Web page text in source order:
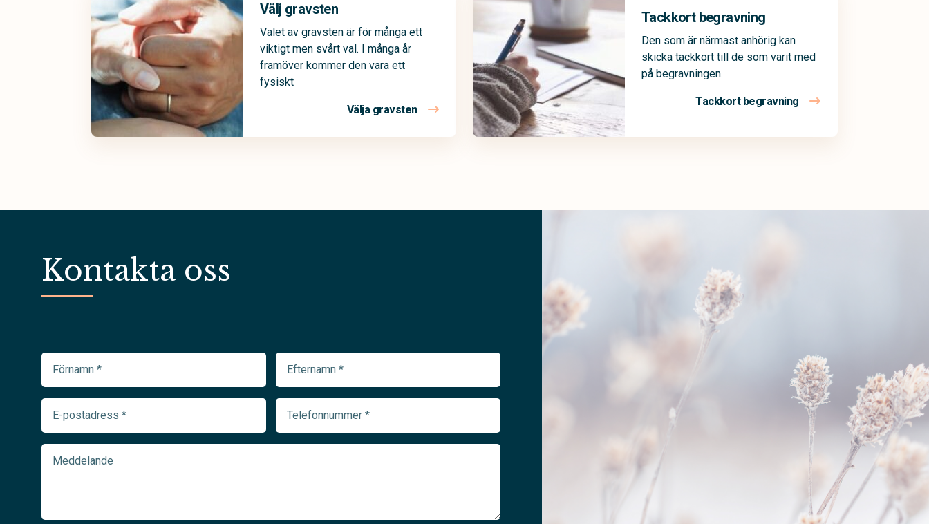
Välj gravsten
Valet av gravsten är för många ett
viktigt men svårt val. I många år
framöver kommer den vara ett
fysiskt
Välja gravsten
Tackkort begravning
Den som är närmast anhörig kan
skicka tackkort till de som varit med
på begravningen.
Tackkort begravning
Kontakta oss
Förnamn Efternamn
E-
postadress
Telefonnummer
Meddelande